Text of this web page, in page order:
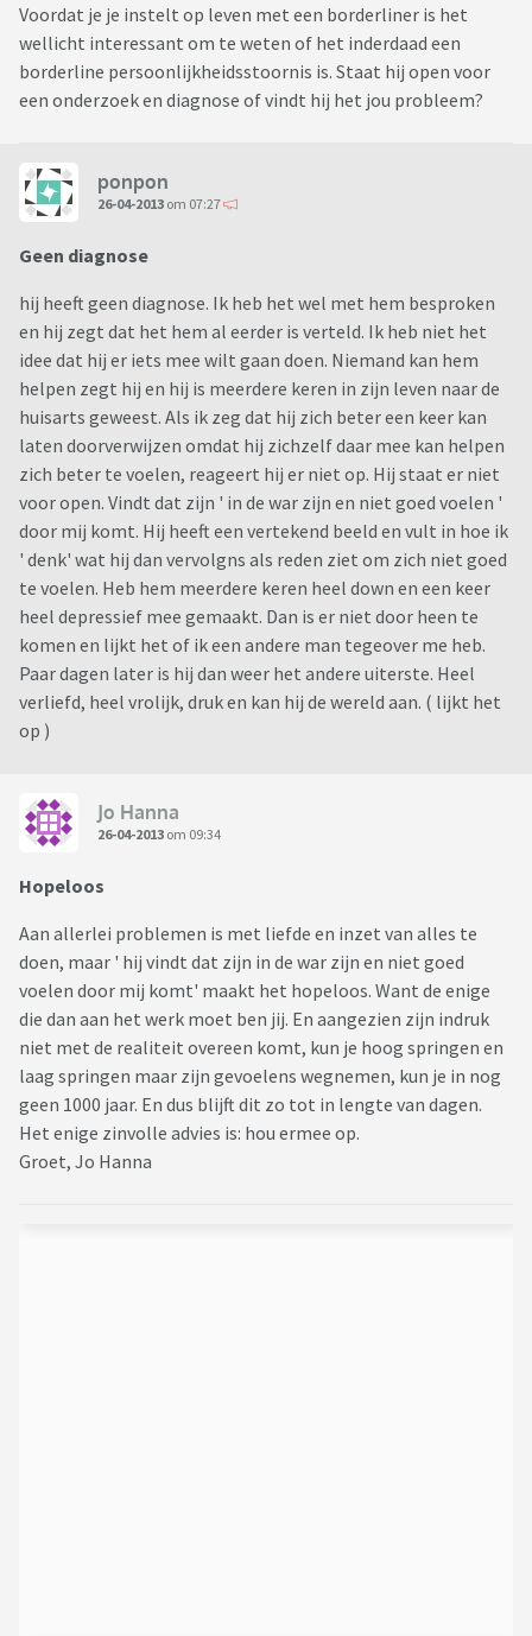
Voordat je je instelt op leven met een borderliner is het
wellicht interessant om te weten of het inderdaad een
borderline persoonlijkheidsstoornis is. Staat hij open voor
een onderzoek en diagnose of vindt hij het jou probleem?
ponpon
26-04-2013 om 07:27
Geen diagnose
hij heeft geen diagnose. Ik heb het wel met hem besproken
en hij zegt dat het hem al eerder is verteld. Ik heb niet het
idee dat hij er iets mee wilt gaan doen. Niemand kan hem
helpen zegt hij en hij is meerdere keren in zijn leven naar de
huisarts geweest. Als ik zeg dat hij zich beter een keer kan
laten doorverwijzen omdat hij zichzelf daar mee kan helpen
zich beter te voelen, reageert hij er niet op. Hij staat er niet
voor open. Vindt dat zijn ' in de war zijn en niet goed voelen '
door mij komt. Hij heeft een vertekend beeld en vult in hoe ik
' denk' wat hij dan vervolgns als reden ziet om zich niet goed
te voelen. Heb hem meerdere keren heel down en een keer
heel depressief mee gemaakt. Dan is er niet door heen te
komen en lijkt het of ik een andere man tegeover me heb.
Paar dagen later is hij dan weer het andere uiterste. Heel
verliefd, heel vrolijk, druk en kan hij de wereld aan. ( lijkt het
op )
Jo Hanna
26-04-2013 om 09:34
Hopeloos
Aan allerlei problemen is met liefde en inzet van alles te
doen, maar ' hij vindt dat zijn in de war zijn en niet goed
voelen door mij komt' maakt het hopeloos. Want de enige
die dan aan het werk moet ben jij. En aangezien zijn indruk
niet met de realiteit overeen komt, kun je hoog springen en
laag springen maar zijn gevoelens wegnemen, kun je in nog
geen 1000 jaar. En dus blijft dit zo tot in lengte van dagen.
Het enige zinvolle advies is: hou ermee op.
Groet, Jo Hanna